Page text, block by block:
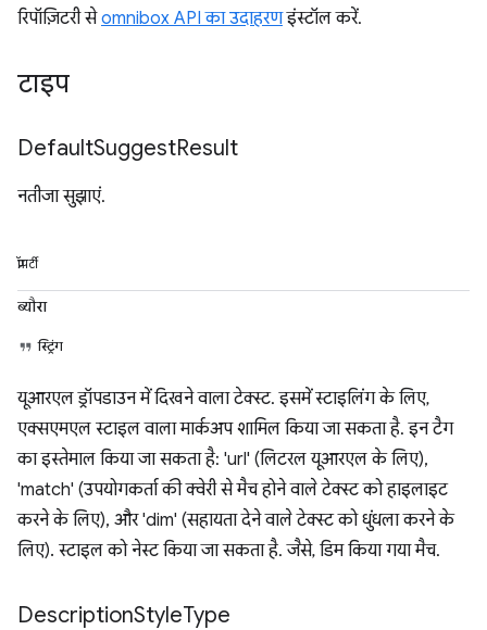
रिपॉज़िटरी सेomnibox API का उदाहरणइंस्टॉल करें.
टाइप
DefaultSuggestResult
नतीजा सुझाएं.
प्रॉपर्टी
ब्यौरा
स्ट्रिंग
यूआरएल ड्रॉपडाउन में दिखने वाला टेक्स्ट. इसमें स्टाइलिंग के लिए,
एक्सएमएल स्टाइल वाला मार्कअप शामिल किया जा सकता है. इन टैग
का इस्तेमाल किया जा सकता है: 'url' (लिटरल यूआरएल के लिए),
'match' (उपयोगकर्ता की क्वेरी से मैच होने वाले टेक्स्ट को हाइलाइट
करने के लिए), और 'dim' (सहायता देने वाले टेक्स्ट को धुंधला करने के
लिए). स्टाइल को नेस्ट किया जा सकता है. जैसे, डिम किया गया मैच.
DescriptionStyleType